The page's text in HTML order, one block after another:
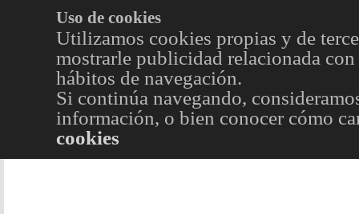
Uso de cookies
Utilizamos cookies propias y de
mostrarle publicidad relacionada
hábitos de navegación.
Si continúa navegando,
información, o bien conocer cómo
cookies